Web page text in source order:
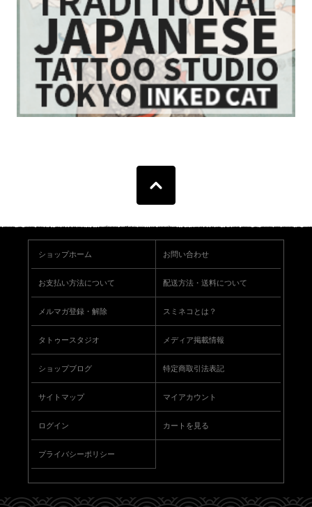
ショップホーム お問い合わせ
お支払い方法について 配送方法・送料について
メルマガ登録・解除 スミネコとは？
タトゥースタジオ メディア掲載情報
ショップブログ 特定商取引法表記
サイトマップ マイアカウント
ログイン カートを見る
プライバシーポリシー